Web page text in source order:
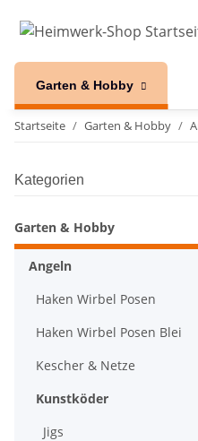
Garten & Hobby
Startseite Garten & Hobby
Kategorien
Garten & Hobby
Angeln
Haken Wirbel Posen
Haken Wirbel Posen Blei
Kescher & Netze
Kunstköder
Jigs